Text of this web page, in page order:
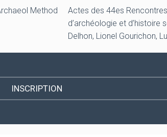
Method
Actes des 44es
d’archéologie et d’histoire
Delhon, Lionel Gourichon,